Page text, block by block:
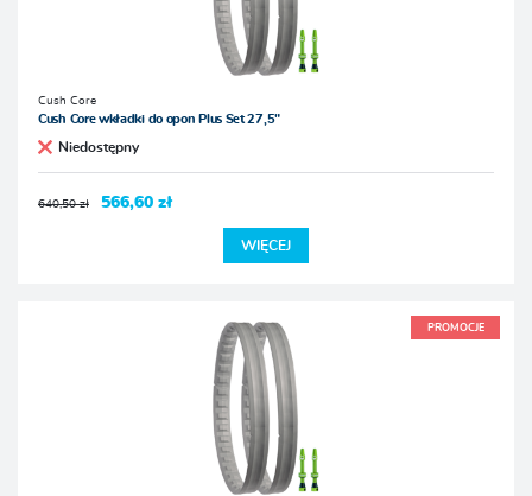
Cush Core
Cush Core wkładki do opon Plus Set 27,5"
Niedostępny
640,50 zł 566,60 zł
WIĘCEJ
PROMOCJE